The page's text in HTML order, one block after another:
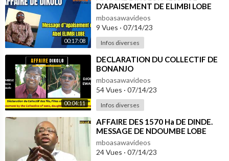
00:17:08
D'APAISEMENT DE ELIMBI LOBE
mboasawavideos
9 Vues · 07/14/23
Infos diverses
00:04:11
⁣DECLARATION DU COLLECTIF DE
BONANJO
mboasawavideos
54 Vues · 07/14/23
Infos diverses
⁣AFFAIRE DES 1570 Ha DE DINDE.
MESSAGE DE NDOUMBE LOBE
Benoit. MEMBRE DU COLLECTIF
mboasawavideos
24 Vues · 07/14/23